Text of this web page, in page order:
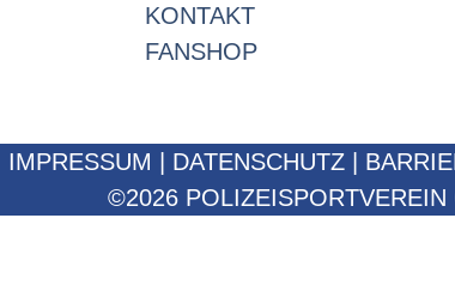
KONTAKT
FANSHOP
IMPRESSUM DATENSCHUTZ|
©2026 POLIZEISPORTVEREIN